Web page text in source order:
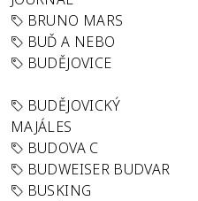
BRUNO MARS
BUĎ A NEBO
BUDĚJOVICE
BUDĚJOVICKÝ
MAJÁLES
BUDOVA C
BUDWEISER BUDVAR
BUSKING